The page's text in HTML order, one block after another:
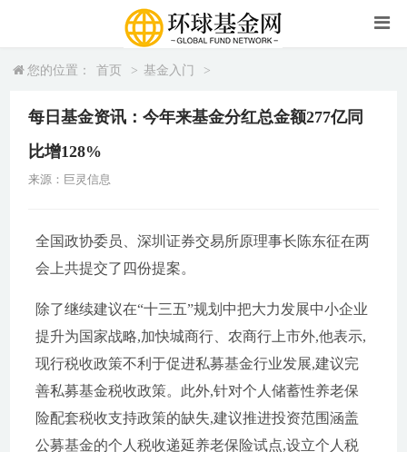
您的位置： 首页 > 基金入门 >
每日基金资讯：今年来基金分红总金额277亿同
比增128%
来源：巨灵信息
全国政协委员、深圳证券交易所原理事长陈东征在两
会上共提交了四份提案。
除了继续建议在“十三五”规划中把大力发展中小企业
提升为国家战略,加快城商行、农商行上市外,他表示,
现行税收政策不利于促进私募基金行业发展,建议完
善私募基金税收政策。此外,针对个人储蓄性养老保
险配套税收支持政策的缺失,建议推进投资范围涵盖
公募基金的个人税收递延养老保险试点,设立个人税